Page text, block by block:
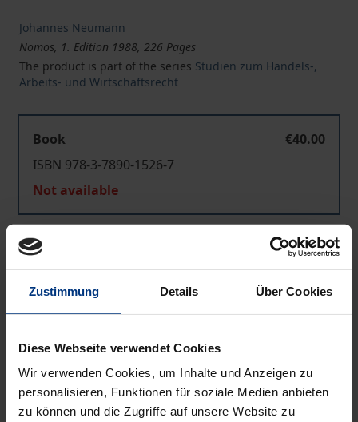
Zustimmung Details Über Cookies
Diese Webseite verwendet Cookies
Wir verwenden Cookies, um Inhalte und Anzeigen zu
personalisieren, Funktionen für soziale Medien anbieten
zu können und die Zugriffe auf unsere Website zu
Johannes Neumann
Nomos, 1. Edition 1988, 226 Pages
The product is part of the series Studien zum Handels-,
Arbeits- und Wirtschaftsrecht
Book
€40.00
ISBN 978-3-7890-1526-7
Not available
Add to Wish List
Delivery cost notice
Bibliographical data